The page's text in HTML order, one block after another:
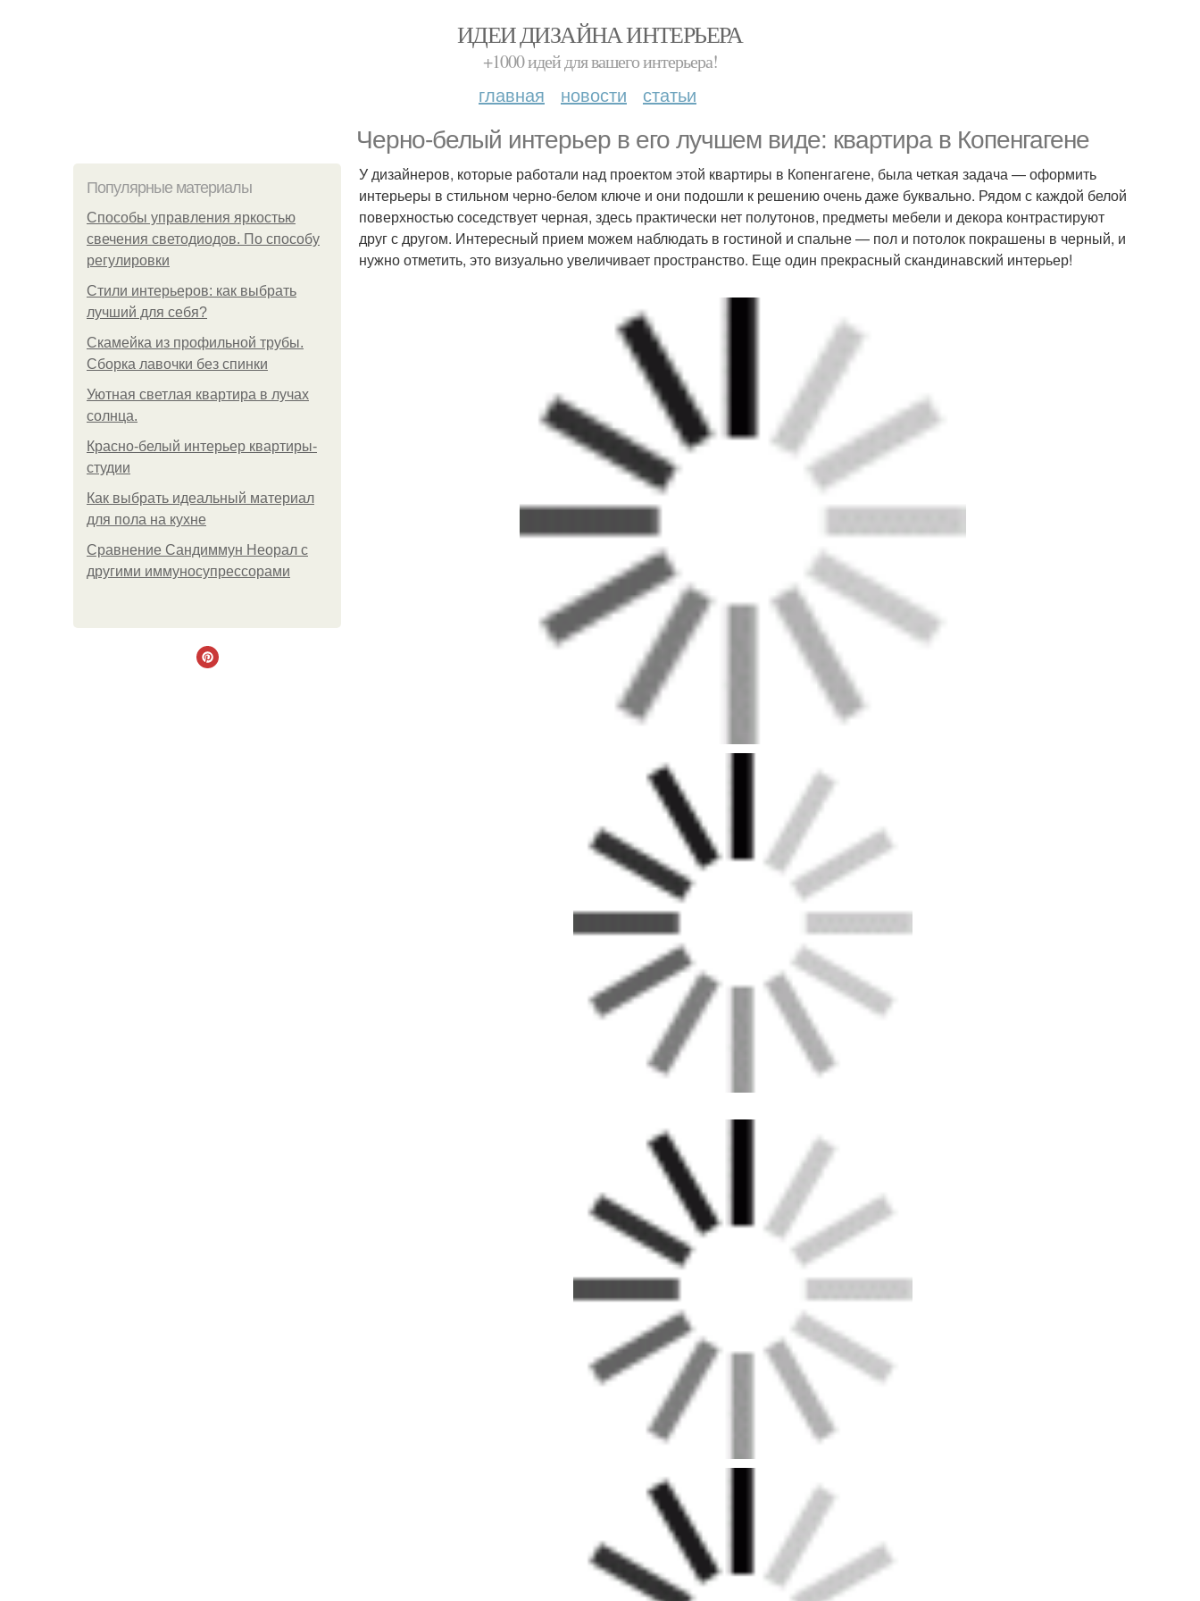
ИДЕИ ДИЗАЙНА ИНТЕРЬЕРА
+1000 идей для вашего интерьера!
главная новости статьи
Черно-белый интерьер в его лучшем виде: квартира в Копенгагене
Популярные материалы
Способы управления яркостью
свечения светодиодов. По способу
регулировки
Стили интерьеров: как выбрать
лучший для себя?
Скамейка из профильной трубы.
Сборка лавочки без спинки
Уютная светлая квартира в лучах
солнца.
Красно-белый интерьер квартиры-
студии
Как выбрать идеальный материал
для пола на кухне
Сравнение Сандиммун Неорал с
другими иммуносупрессорами
У дизайнеров, которые работали над проектом этой квартиры в Копенгагене, была четкая задача — оформить
интерьеры в стильном черно-белом ключе и они подошли к решению очень даже буквально. Рядом с каждой белой
поверхностью соседствует черная, здесь практически нет полутонов, предметы мебели и декора контрастируют
друг с другом. Интересный прием можем наблюдать в гостиной и спальне — пол и потолок покрашены в черный, и
нужно отметить, это визуально увеличивает пространство. Еще один прекрасный скандинавский интерьер!